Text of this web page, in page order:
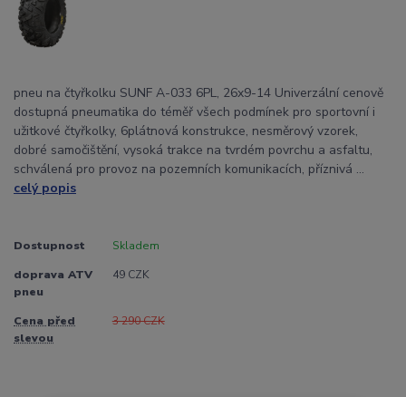
pneu na čtyřkolku SUNF A-033 6PL, 26x9-14 Univerzální cenově
dostupná pneumatika do téměř všech podmínek pro sportovní i
užitkové čtyřkolky, 6plátnová konstrukce, nesměrový vzorek,
dobré samočištění, vysoká trakce na tvrdém povrchu a asfaltu,
schválená pro provoz na pozemních komunikacích, příznivá ...
celý popis
Dostupnost Skladem
doprava ATV
pneu
49 CZK
Cena před
slevou
3 290 CZK